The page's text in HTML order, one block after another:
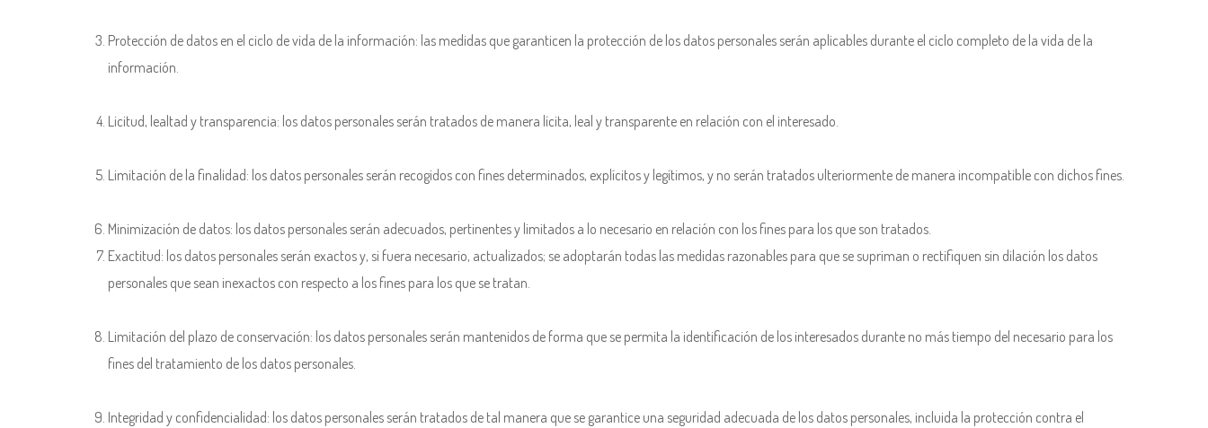
Protección de datos en el ciclo de vida de la información: las medidas que garanticen la protección de los datos personales serán aplicables durante el ciclo completo de la vida de la
información.
Licitud, lealtad y transparencia: los datos personales serán tratados de manera lícita, leal y transparente en relación con el interesado.
Limitación de la finalidad: los datos personales serán recogidos con fines determinados, explícitos y legítimos, y no serán tratados ulteriormente de manera incompatible con dichos fines.
Minimización de datos: los datos personales serán adecuados, pertinentes y limitados a lo necesario en relación con los fines para los que son tratados.
Exactitud: los datos personales serán exactos y, si fuera necesario, actualizados; se adoptarán todas las medidas razonables para que se supriman o rectifiquen sin dilación los datos
personales que sean inexactos con respecto a los fines para los que se tratan.
Limitación del plazo de conservación: los datos personales serán mantenidos de forma que se permita la identificación de los interesados durante no más tiempo del necesario para los
fines del tratamiento de los datos personales.
Integridad y confidencialidad: los datos personales serán tratados de tal manera que se garantice una seguridad adecuada de los datos personales, incluida la protección contra el